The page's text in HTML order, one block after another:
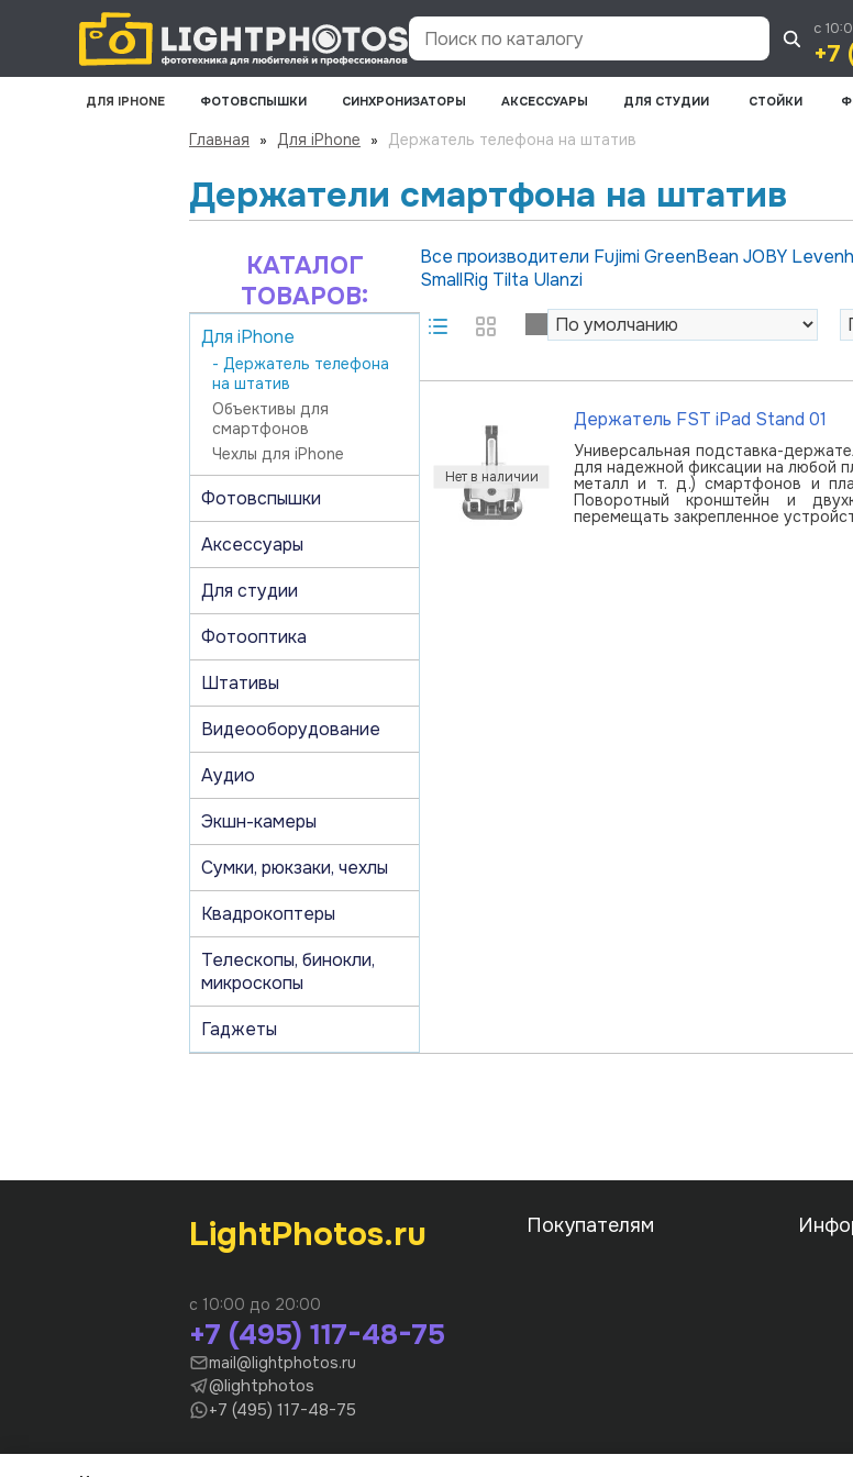
Поиск по каталогу
с
+7
ДЛЯ IPHONE ФОТОВСПЫШКИ СИНХРОНИЗАТОРЫ АКСЕССУАРЫ ДЛЯ СТУДИИ СТОЙКИ
Главная » Для iPhone » Держатель телефона на штатив
Держатели смартфона на штатив
КАТАЛОГ
ТОВАРОВ:
Для iPhone
- Держатель телефона
на штатив
Объективы для
смартфонов
Чехлы для iPhone
Фотовспышки
Аксессуары
Для студии
Фотооптика
Штативы
Видеооборудование
Аудио
Экшн-камеры
Сумки, рюкзаки, чехлы
Квадрокоптеры
Телескопы, бинокли,
микроскопы
Гаджеты
Все производители FujimiGreenBean JOBY
SmallRig Tilta Ulanzi
Держатель FST iPad Stand 01
Универсальная подставка-
для надежной фиксации на любой
металл и т. д.) смартфонов и
Поворотный кронштейн и
перемещать закрепленное
LightPhotos.ru
с 10:00 до 20:00
+7 (495) 117-48-75
mail@lightphotos.ru
@lightphotos
+7 (495) 117-48-75
Покупателям